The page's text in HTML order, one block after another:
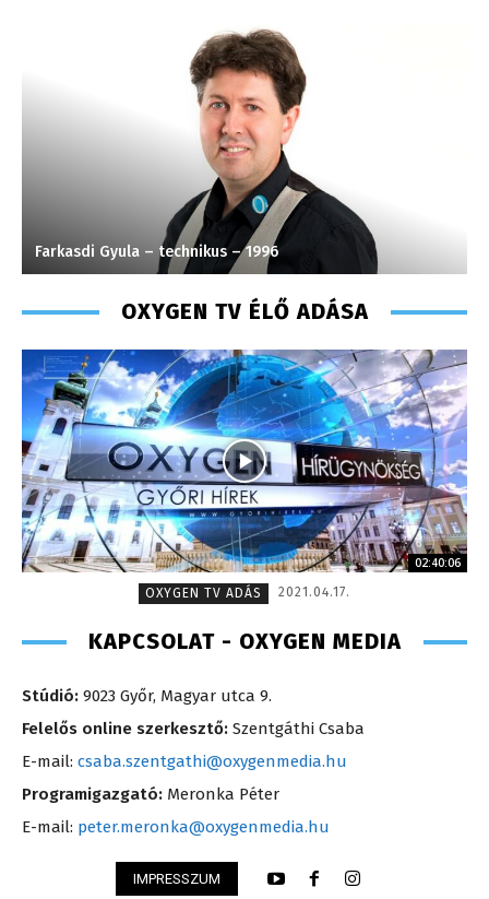
Farkasdi Gyula – technikus – 1996
OXYGEN TV ÉLŐ ADÁSA
02:40:06
OXYGEN TV ADÁS
2021.04.17.
KAPCSOLAT - OXYGEN MEDIA
Stúdió: 9023 Győr, Magyar utca 9.
Felelős online szerkesztő: Szentgáthi Csaba
E-mail: csaba.szentgathi@oxygenmedia.hu
Programigazgató: Meronka Péter
E-mail: peter.meronka@oxygenmedia.hu
IMPRESSZUM